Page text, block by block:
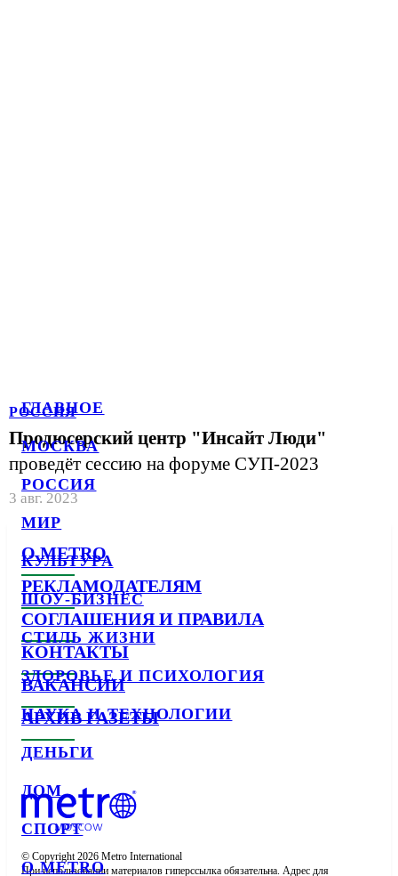
ГЛАВНОЕ
МОСКВА
РОССИЯ
МИР
КУЛЬТУРА
ШОУ-БИЗНЕС
СТИЛЬ ЖИЗНИ
ЗДОРОВЬЕ И ПСИХОЛОГИЯ
НАУКА И ТЕХНОЛОГИИ
ДЕНЬГИ
ДОМ
СПОРТ
О METRO
РОССИЯ
Продюсерский центр "Инсайт Люди"
проведёт сессию на форуме СУП-2023
3 авг. 2023
О METRO
РЕКЛАМОДАТЕЛЯМ
СОГЛАШЕНИЯ И ПРАВИЛА
КОНТАКТЫ
ВАКАНСИИ
АРХИВ ГАЗЕТЫ
© Copyright 2026 Metro International
При использовании материалов гиперссылка обязательна. Адрес для